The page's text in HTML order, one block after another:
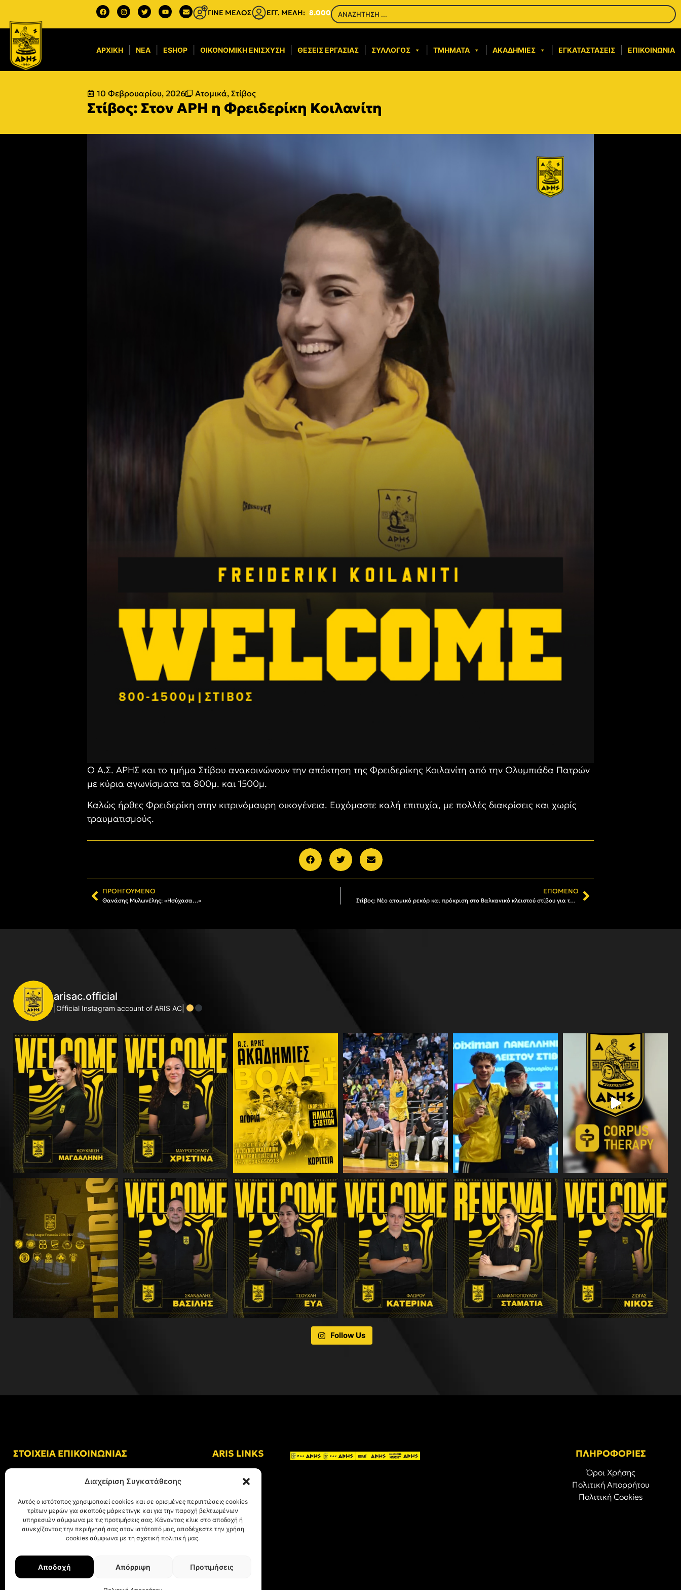
Διαχείριση Συγκατάθεσης
Αυτός ο ιστότοπος χρησιμοποιεί cookies και σε ορισμένες περιπτώσεις cookies
τρίτων μερών για σκοπούς μάρκετινγκ και για την παροχή βελτιωμένων
υπηρεσιών σύμφωνα με τις προτιμήσεις σας. Κάνοντας κλικ στο αποδοχή ή
συνεχίζοντας την περιήγησή σας στον ιστότοπό μας, αποδέχεστε την χρήση
cookies σύμφωνα με τη σχετική πολιτική μας.
Αποδοχή Απόρριψη Προτιμήσεις
ΓΙΝΕ ΜΕΛΟΣ ΕΓΓ. ΜΕΛΗ: 8.000
ΑΡΧΙΚΉ ΝΈΑ ESHOP ΟΙΚΟΝΟΜΙΚΉ ΕΝΊΣΧΥΣΗ​ ΘΈΣΕΙΣ ΕΡΓΑΣΊΑΣ ΣΎΛΛΟΓΟΣ ΤΜΉΜΑΤΑ ΑΚΑΔΗΜΊΕΣ ΕΓΚΑΤΑΣΤΆΣΕΙΣ ΕΠΙΚΟΙΝΩΝΊΑ
10 Φεβρουαρίου, 2026 Ατομικά, Στίβος
Στίβος: Στον ΑΡΗ η Φρειδερίκη Κοιλανίτη
Ο Α.Σ. ΑΡΗΣ και το τμήμα Στίβου ανακοινώνουν την απόκτηση της Φρειδερίκης Κοιλανίτη από την Ολυμπιάδα Πατρών
με κύρια αγωνίσματα τα 800μ. και 1500μ.
Καλώς ήρθες Φρειδερίκη στην κιτρινόμαυρη οικογένεια. Ευχόμαστε καλή επιτυχία, με πολλές διακρίσεις και χωρίς
τραυματισμούς.
ΠΡΟΗΓΟΎΜΕΝΟ
Θανάσης Μυλωνέλης: «Ησύχασα…»
ΕΠΌΜΕΝΟ
Στίβος: Νέο ατομικό ρεκόρ και πρόκριση στο Βαλκανικό κλειστού στίβου για τον Γιάννη Σιμόνι
arisac.official
|Official Instagram account of ARIS AC|
Follow Us
ΣΤΟΙΧΕΙΑ ΕΠΙΚΟΙΝΩΝΙΑΣ
Αλκμήνης 69, Χαριλάου
Τ.Κ. 54249 Θεσσαλονίκη
Tηλ. Επικοινωνίας:+30 (2310) 305 402
E-mail: info@aris.gr
ARIS LINKS ΠΛΗΡΟΦΟΡΙΕΣ
Όροι Χρήσης
Πολιτική Απορρήτου
Πολιτική Cookies
© ΑΡΗΣ Α.Σ. All rights reserved.